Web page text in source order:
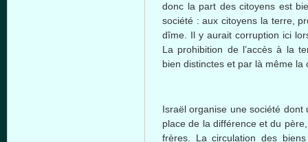
donc la part descitoyens est
société : auxcitoyens la terre,
dîme . Il y aurait corruption ici
La prohibition de l’accès à la
bien distinctes et par là même la
Israëlorganise une société dont
place de la différenceet du père
frères . La circulation des biens